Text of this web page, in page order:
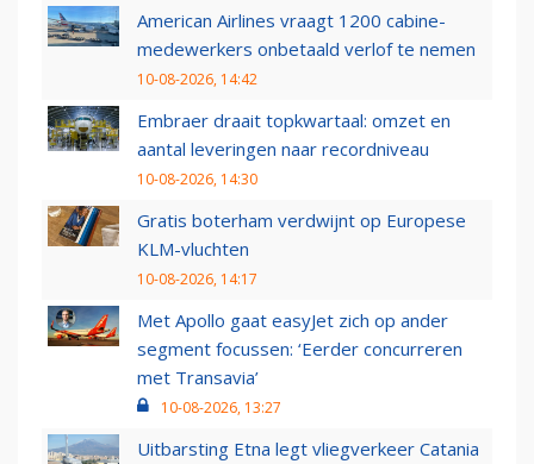
American Airlines vraagt 1200 cabine-
medewerkers onbetaald verlof te nemen
10-08-2026, 14:42
Embraer draait topkwartaal: omzet en
aantal leveringen naar recordniveau
10-08-2026, 14:30
Gratis boterham verdwijnt op Europese
KLM-vluchten
10-08-2026, 14:17
Met Apollo gaat easyJet zich op ander
segment focussen: ‘Eerder concurreren
met Transavia’
10-08-2026, 13:27
Uitbarsting Etna legt vliegverkeer Catania